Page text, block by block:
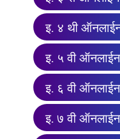
इ. ४ थी
इ. ५ वी
इ. ६ वी
इ. ७ वी